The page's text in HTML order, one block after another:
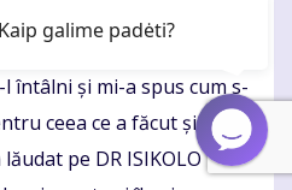
și a vrut să ne
acord și am făcut
întâlni și mi-a spus cum s-
ceea ce a făcut și a vrut
pe DR ISIKOLO
galime padėti?